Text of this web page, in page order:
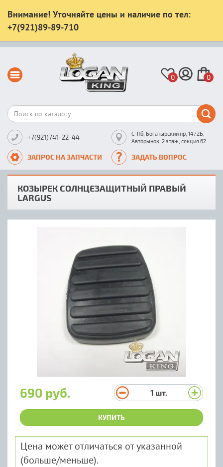
Внимание! Уточняйте цены и наличие по тел:
+7(921)89-89-710
0 0
+7(921)741-22-44
С-Пб, Богатырский пр, 14/2Б,
Авторынок, 2 этаж, секция 62
ЗАПРОС НА ЗАПЧАСТИ ЗАДАТЬ ВОПРОС
КОЗЫРЕК СОЛНЦЕЗАЩИТНЫЙ ПРАВЫЙ
LARGUS
690 руб. 1 шт.
КУПИТЬ
Цена может отличаться от указанной
(больше/меньше).